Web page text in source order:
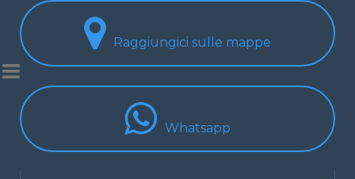
Raggiungici sulle mappe
Whatsapp